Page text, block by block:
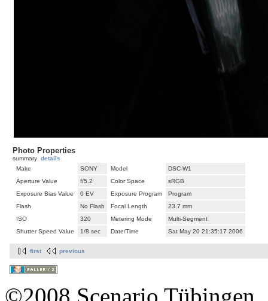
Photo Properties
summary details
Make
SONY Model
DSC-W1
Aperture Value
f/5.2 Color Space
sRGB
Exposure Bias Value
0 EV Exposure Program
Program
Flash
No Flash Focal Length
23.7 mm
ISO
320 Metering Mode
Multi-Segment
Shutter Speed Value
1/8 sec Date/Time Sat May 20 21:35:17 2006
first previous
©2008 Scenario Tübingen